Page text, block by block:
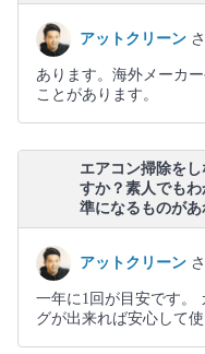
アットクリーン
あります。海外メーカ
ことがあります。
エアコン掃除を
すか？素人でも
準になるものがあ
アットクリーン
一年に1回が目安です。
グが出来れば安心して